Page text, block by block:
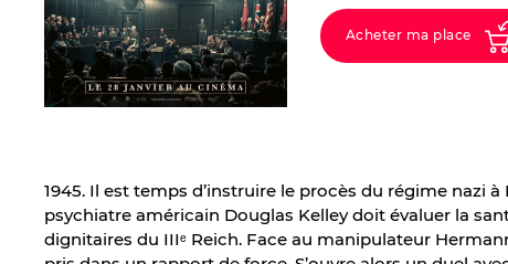
Acheter ma place
1945. Il est temps d’instruire le procès du régime nazi à
psychiatre américain Douglas Kelley doit évaluer la
dignitaires du IIIᵉ Reich. Face au manipulateur